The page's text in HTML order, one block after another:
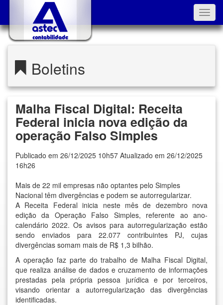
Boletins
Malha Fiscal Digital: Receita
Federal inicia nova edição da
operação Falso Simples
Publicado em 26/12/2025 10h57 Atualizado em 26/12/2025
16h26
Mais de 22 mil empresas não optantes pelo Simples
Nacional têm divergências e podem se autorregularizar.
A Receita Federal inicia neste mês de dezembro nova
edição da Operação Falso Simples, referente ao ano-
calendário 2022. Os avisos para autorregularização estão
sendo enviados para 22.077 contribuintes PJ, cujas
divergências somam mais de R$ 1,3 bilhão.
A operação faz parte do trabalho de Malha Fiscal Digital,
que realiza análise de dados e cruzamento de informações
prestadas pela própria pessoa jurídica e por terceiros,
visando orientar a autorregularização das divergências
identificadas.